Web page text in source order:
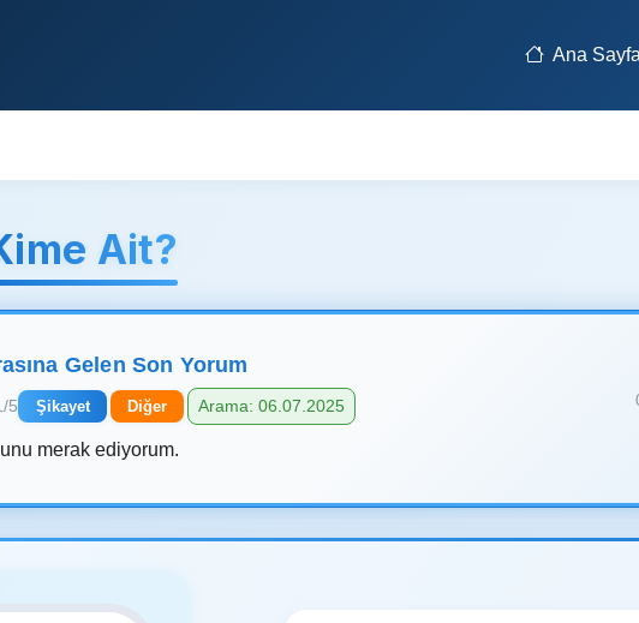
Ana
Ait?
Gelen Son Yorum
5 Şikayet Diğer Arama: 06.07.2025
merak ediyorum.